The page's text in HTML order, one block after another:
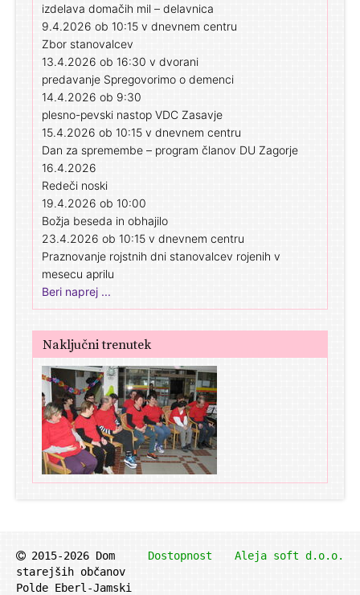
izdelava domačih mil – delavnica
9.4.2026 ob 10:15 v dnevnem centru
Zbor stanovalcev
13.4.2026 ob 16:30 v dvorani
predavanje Spregovorimo o demenci
14.4.2026 ob 9:30
plesno-pevski nastop VDC Zasavje
15.4.2026 ob 10:15 v dnevnem centru
Dan za spremembe – program članov DU Zagorje
16.4.2026
Redeči noski
19.4.2026 ob 10:00
Božja beseda in obhajilo
23.4.2026 ob 10:15 v dnevnem centru
Praznovanje rojstnih dni stanovalcev rojenih v
mesecu aprilu
Beri naprej ...
Naključni trenutek
2015-2026 Dom
starejših občanov
Polde Eberl-Jamski
Dostopnost Aleja soft d.o.o.